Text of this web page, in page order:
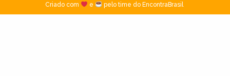
Criado com
e pelo time do EncontraBrasil